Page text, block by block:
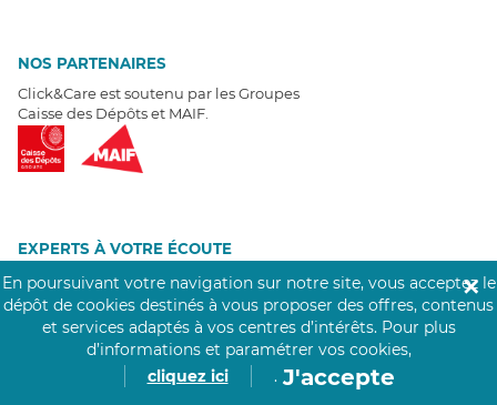
NOS PARTENAIRES
Click&Care est soutenu par les Groupes
Caisse des Dépôts et MAIF.
EXPERTS À VOTRE ÉCOUTE
Un besoin de recrutement ? Click&Care vous accompagne par
téléphone 7/7.
Être rappelé aujourd'hui
MOIGNAGES CLIENTS
En poursuivant votre navigation sur notre site, vous acceptez le
dépôt de cookies destinés à vous proposer des offres, contenus
et services adaptés à vos centres d’intérêts. Pour plus
d’informations et paramétrer vos cookies,
cliquez ici
. J'accepte
✕